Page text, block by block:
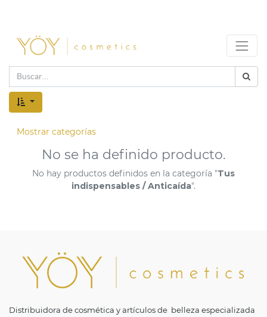
Mostrar categorías
No se ha definido producto.
No hay productos definidos en la categoría "Tus
indispensables / Anticaída".
Distribuidora de cosmética y artículos de belleza especializada